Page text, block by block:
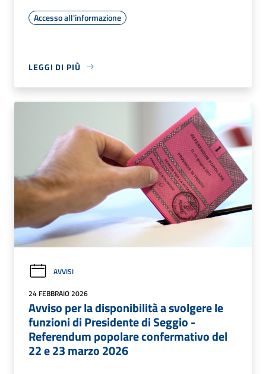
Accesso all'informazione
LEGGI DI PIÙ
AVVISI
24 FEBBRAIO 2026
Avviso per la disponibilità a svolgere le
funzioni di Presidente di Seggio -
Referendum popolare confermativo del
22 e 23 marzo 2026